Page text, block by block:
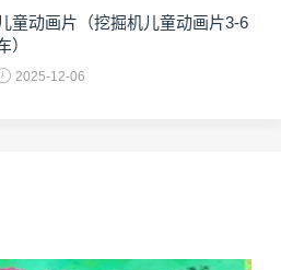
童动画片（挖掘机儿童动画片3-6
）
2025-12-06